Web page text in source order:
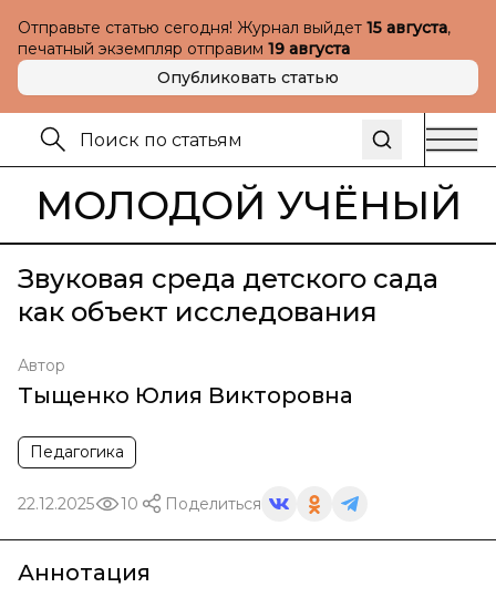
Отправьте статью сегодня! Журнал выйдет 15 августа,
печатный экземпляр отправим 19 августа
Опубликовать статью
МОЛОДОЙ УЧЁНЫЙ
Звуковая среда детского сада
как объект исследования
Автор
Тыщенко Юлия Викторовна
Педагогика
22.12.2025 10 Поделиться
Аннотация